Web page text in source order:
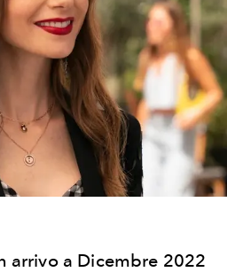
arrivo a Dicembre 2022